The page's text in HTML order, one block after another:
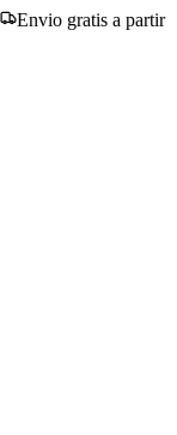
Envio gratis a partir